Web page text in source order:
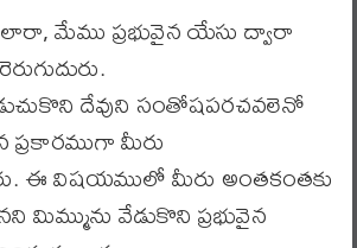
మేము ప్రభువైన యేసు ద్వారా
దేవుని సంతోషపరచవలెనో
మీరు
ఈ విషయములో మీరు అంతకంతకు
మిమ్మును వేడుకొని ప్రభువైన